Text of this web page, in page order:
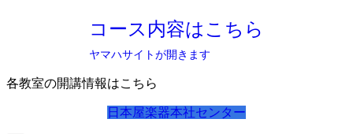
コース内容はこちら
ヤマハサイトが開きます
各教室の開講情報はこちら
日本屋楽器本社センター